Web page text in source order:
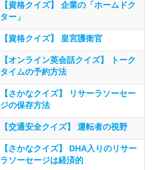
【資格クイズ】 企業の「ホームドク
ター」
【資格クイズ】 皇宮護衛官
【オンライン英会話クイズ】 トーク
タイムの予約方法
【さかなクイズ】 リサーラソーセー
ジの保存方法
【交通安全クイズ】 運転者の視野
【さかなクイズ】 DHA入りのリサー
ラソーセージは経済的